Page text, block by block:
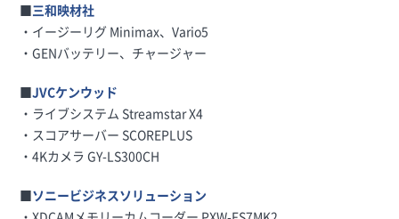
■三和映材社
・イージーリグ Minimax、Vario5
・GENバッテリー、チャージャー
■JVCケンウッド
・ライブシステム Streamstar X4
・スコアサーバー SCOREPLUS
・4Kカメラ GY-LS300CH
■ソニービジネスソリューション